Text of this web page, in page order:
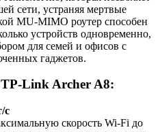
сети, устраняя мертвые
MU-MIMO роутер способен
устройств одновременно,
для семей и офисов с
гаджетов.
Link Archer A8:
с
скорость Wi-Fi до